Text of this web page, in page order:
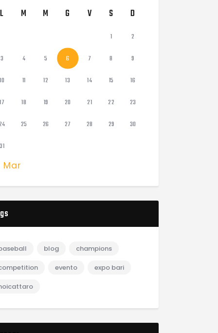
L M M G V S D
1 2
3 4 5 6 7 8 9
10 11 12 13 14 15 16
17 18 19 20 21 22 23
25 26 27 28 29 30
31
Mar
blog champions
evento expo bari